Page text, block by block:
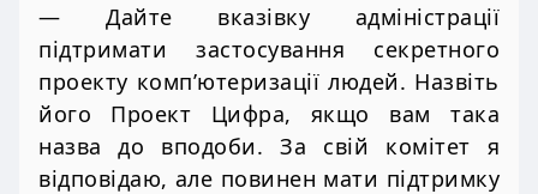
— Дайте вказівку адміністрації
підтримати застосування секретного
проекту комп’ютеризації людей. Назвіть
його Проект Цифра, якщо вам така
назва до вподоби. За свій комітет я
відповідаю, але повинен мати підтримку